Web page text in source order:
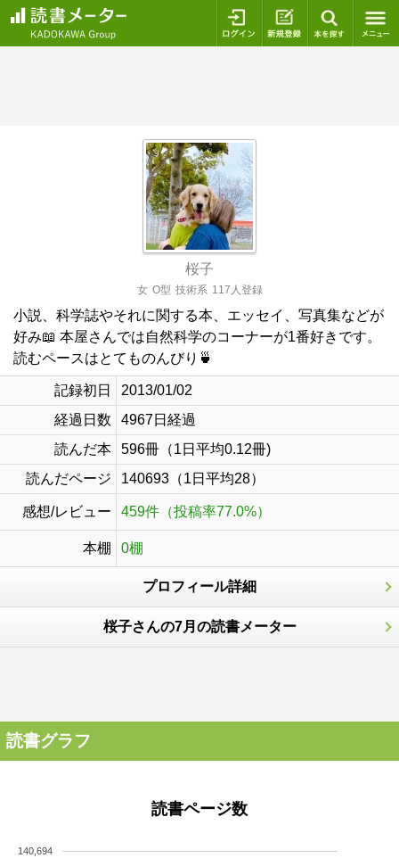
ログイン 新規登録
桜子
女 O型 技術系 117人登録
小説、科学誌やそれに関する本、エッセイ、写真集などが
好み📖 本屋さんでは自然科学のコーナーが1番好きです。
読むペースはとてものんびり🍵
記録初日
2013/01/02
経過日数
4967日経過
読んだ本
596冊（1日平均0.12冊)
読んだページ
140693（1日平均28）
感想/レビュー 459件（投稿率77.0%）
本棚 0棚
プロフィール詳細
桜子さんの7月の読書メーター
読書グラフ
読書ページ数
140,694